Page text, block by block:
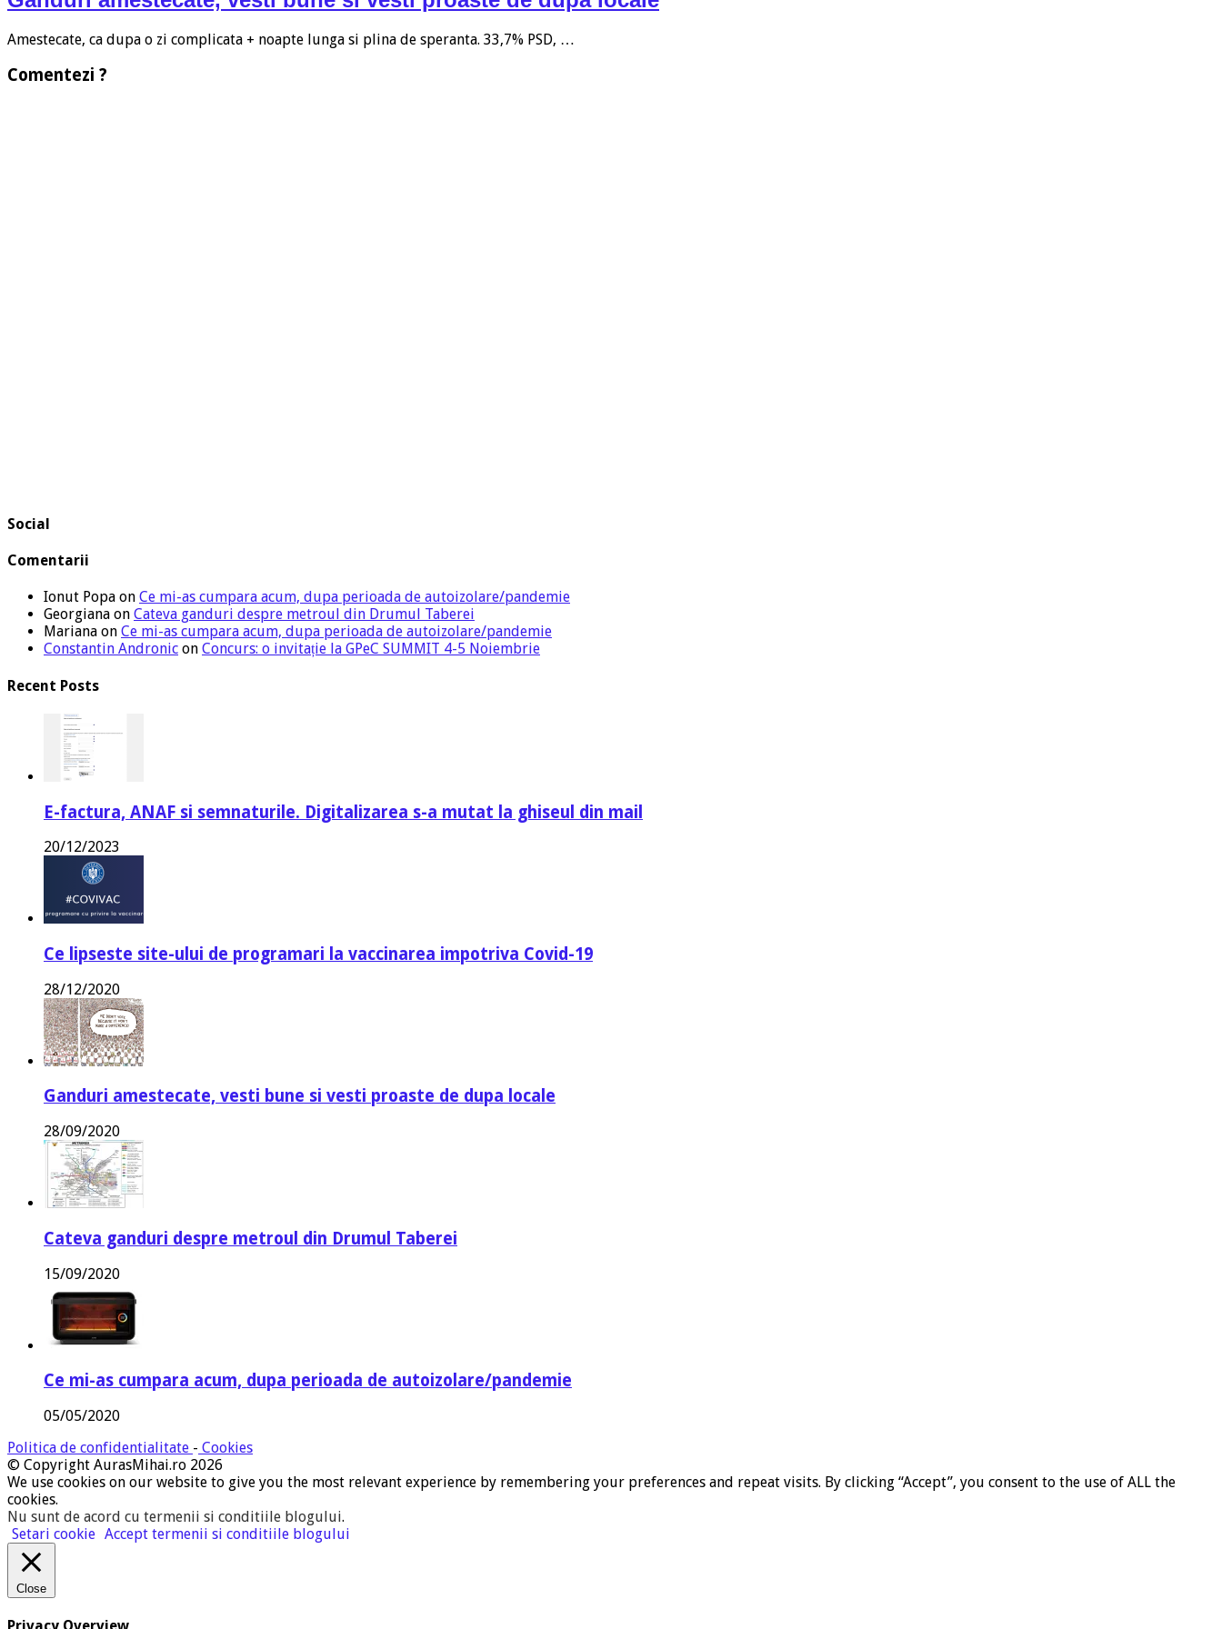
Amestecate, ca dupa o zi complicata + noapte lunga si plina de speranta. 33,7% PSD, …
Comentezi ?
Social
Comentarii
Ionut Popa on Ce mi-as cumpara acum, dupa perioada de autoizolare/pandemie
Georgiana on Cateva ganduri despre metroul din Drumul Taberei
Mariana on Ce mi-as cumpara acum, dupa perioada de autoizolare/pandemie
Constantin Andronic on Concurs: o invitație la GPeC SUMMIT 4-5 Noiembrie
Recent Posts
E-factura, ANAF si semnaturile. Digitalizarea s-a mutat la ghiseul din mail
20/12/2023
Ce lipseste site-ului de programari la vaccinarea impotriva Covid-19
28/12/2020
Ganduri amestecate, vesti bune si vesti proaste de dupa locale
28/09/2020
Cateva ganduri despre metroul din Drumul Taberei
15/09/2020
Ce mi-as cumpara acum, dupa perioada de autoizolare/pandemie
05/05/2020
Politica de confidentialitate - Cookies
© Copyright AurasMihai.ro 2026
We use cookies on our website to give you the most relevant experience by remembering your preferences and repeat visits. By clicking “Accept”, you consent to the use of ALL the
cookies.
Nu sunt de acord cu termenii si conditiile blogului.
Setari cookie Accept termenii si conditiile blogului
Close